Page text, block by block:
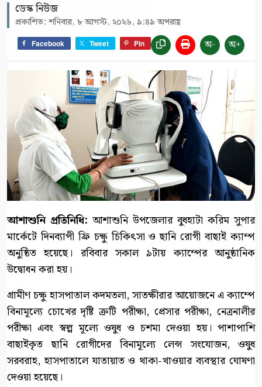
ডেস্ক নিউজ
প্রকাশিত: শনিবার, ৮ আগস্ট, ২০২৬, ৯:৪৯ অপরাহ্ণ
Facebook Tweet Pin অ- অ+
আশাশুনি প্রতিনিধি: আশাশুনি উপজেলার বুধহাটা করিম সুপার
মার্কেটে দিনব্যাপী ফ্রি চক্ষু চিকিৎসা ও ছানি রোগী বাছাই ক্যাম্প
অনুষ্ঠিত হয়েছে। রবিবার সকাল ৯টায় ক্যাম্পের আনুষ্ঠানিক
উদ্বোধন করা হয়।
গ্রামীণ চক্ষু হাসপাতাল কদমতলা, সাতক্ষীরার আয়োজনে এ ক্যাম্পে
বিনামূল্যে চোখের দৃষ্টি ত্রুটি পরীক্ষা, প্রেসার পরীক্ষা, নেত্রনালীর
পরীক্ষা এবং স্বল্প মূল্যে ওষুধ ও চশমা দেওয়া হয়। পাশাপাশি
বাছাইকৃত ছানি রোগীদের বিনামূল্যে লেন্স সংযোজন, ওষুধ
সরবরাহ, হাসপাতালে যাতায়াত ও থাকা-খাওয়ার ব্যবস্থার ঘোষণা
দেওয়া হয়েছে।